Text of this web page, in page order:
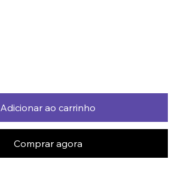
Adicionar ao carrinho
Comprar agora